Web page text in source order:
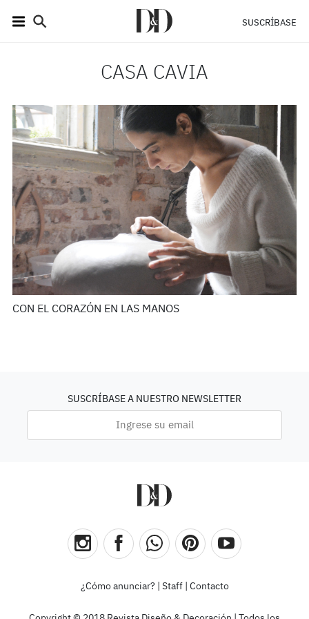
SUSCRÍBASE
CASA CAVIA
CON EL CORAZÓN EN LAS MANOS
SUSCRÍBASE A NUESTRO NEWSLETTER
¿Cómo anunciar? Staff| Contacto